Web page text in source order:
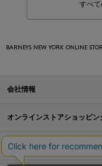
すべ
BARNEYS NEW YORK ONLINE
会社情報
オンラインストアショッピン
店舗情報